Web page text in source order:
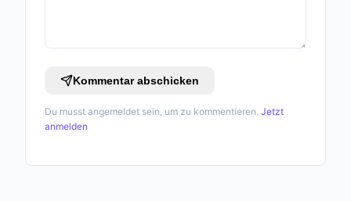
Kommentar abschicken
Du musst angemeldet sein, um zu kommentieren. Jetzt
anmelden